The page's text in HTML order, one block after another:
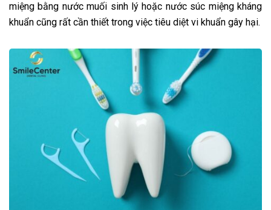
miệng bằng nước muối sinh lý hoặc nước súc miệng kháng
khuẩn cũng rất cần thiết trong việc tiêu diệt vi khuẩn gây hại.